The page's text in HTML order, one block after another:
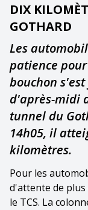
DIX
GOTHARD
Les
patience
bouchon
d'après-midi
tunnel du
14h05, il
kilomètres.
Pour les
d'attente de
le TCS. La